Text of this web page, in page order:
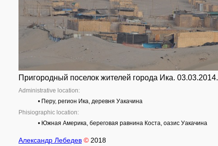
Пригородный поселок жителей города Ика.
Administrative location:
• Перу, регион Ика, деревня Уакачина
Phisiographic location:
• Южная Америка, береговая равнина Коста, оазис Уакачина
Александр Лебедев © 2018